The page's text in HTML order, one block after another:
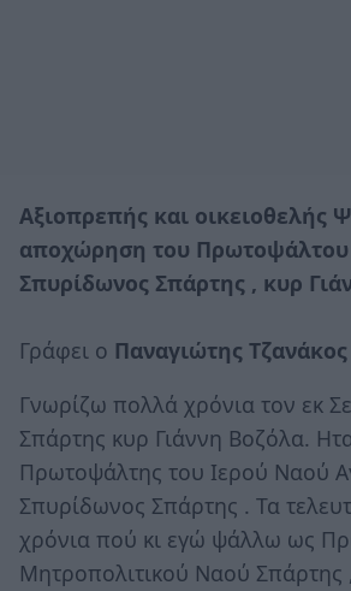
Αξιοπρεπής και οικειοθελής
αποχώρηση του Πρωτοψάλτου
Σπυρίδωνος Σπάρτης , κυρ
Γράφει ο Παναγιώτης Τζανάκος
Γνωρίζω πολλά χρόνια τον εκ
Σπάρτης κυρ Γιάννη Βοζόλα.
Πρωτοψάλτης του Ιερού Ναού
Σπυρίδωνος Σπάρτης . Τα
χρόνια πού κι εγώ ψάλλω ως
Μητροπολιτικού Ναού Σπάρτης